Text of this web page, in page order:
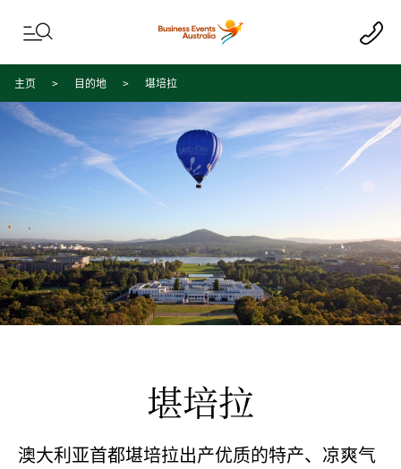
Skip to content
Skip to footer navigation
主页 目的地 堪培拉
堪培拉
澳大利亚首都堪培拉出产优质的特产、凉爽气